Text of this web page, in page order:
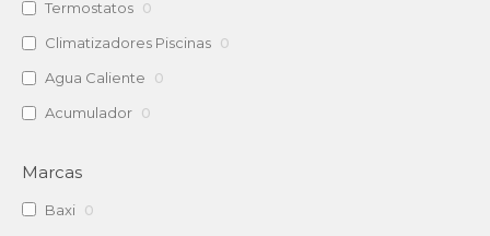
Termostatos 0
Climatizadores Piscinas 0
Agua Caliente
0
Acumulador 0
Marcas
Baxi 0